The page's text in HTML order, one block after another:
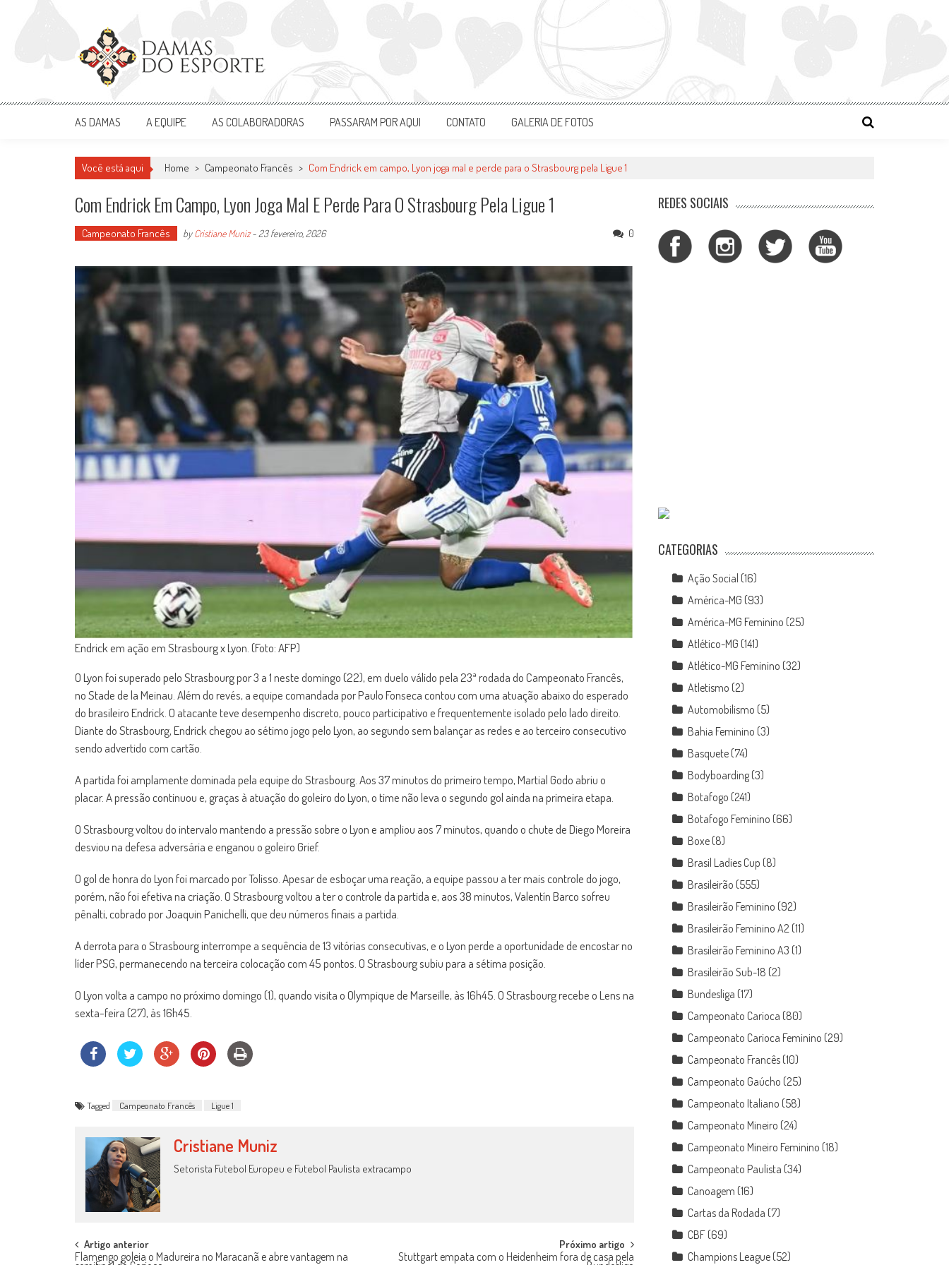
Damas do Esporte
Descobrindo talentos femininos para o meio esportivo
AS DAMAS A EQUIPE AS COLABORADORAS PASSARAM POR AQUI CONTATO GALERIA DE FOTOS
Você está aqui Home > Campeonato Francês > Com Endrick em campo, Lyon joga mal e perde para o Strasbourg pela Ligue 1
Com Endrick Em Campo, Lyon Joga Mal E Perde Para O Strasbourg Pela Ligue 1
Campeonato Francês byCristiane Muniz- 23 fevereiro, 2026 0
Endrick em ação em Strasbourg x Lyon. (Foto: AFP)
O Lyon foi superado pelo Strasbourg por 3 a 1 neste domingo (22), em duelo válido pela 23ª rodada do Campeonato Francês,
no Stade de la Meinau. Além do revés, a equipe comandada por Paulo Fonseca contou com uma atuação abaixo do esperado
do brasileiro Endrick. O atacante teve desempenho discreto, pouco participativo e frequentemente isolado pelo lado direito.
Diante do Strasbourg, Endrick chegou ao sétimo jogo pelo Lyon, ao segundo sem balançar as redes e ao terceiro consecutivo
sendo advertido com cartão.
A partida foi amplamente dominada pela equipe do Strasbourg. Aos 37 minutos do primeiro tempo, Martial Godo abriu o
placar. A pressão continuou e, graças à atuação do goleiro do Lyon, o time não leva o segundo gol ainda na primeira etapa.
O Strasbourg voltou do intervalo mantendo a pressão sobre o Lyon e ampliou aos 7 minutos, quando o chute de Diego Moreira
desviou na defesa adversária e enganou o goleiro Grief.
O gol de honra do Lyon foi marcado por Tolisso. Apesar de esboçar uma reação, a equipe passou a ter mais controle do jogo,
porém, não foi efetiva na criação. O Strasbourg voltou a ter o controle da partida e, aos 38 minutos, Valentín Barco sofreu
pênalti, cobrado por Joaquin Panichelli, que deu números finais a partida.
A derrota para o Strasbourg interrompe a sequência de 13 vitórias consecutivas, e o Lyon perde a oportunidade de encostar no
líder PSG, permanecendo na terceira colocação com 45 pontos. O Strasbourg subiu para a sétima posição.
O Lyon volta a campo no próximo domingo (1), quando visita o Olympique de Marseille, às 16h45. O Strasbourg recebe o Lens na
sexta-feira (27), às 16h45.
Tagged Campeonato Francês Ligue 1
Cristiane Muniz
Setorista Futebol Europeu e Futebol Paulista extracampo
Post
Artigo anterior
Flamengo goleia o Madureira no Maracanã e abre vantagem na
Próximo artigo
Stuttgart empata com o Heidenheim fora de casa pela
REDES SOCIAIS
CATEGORIAS
Ação Social (16)
América-MG (93)
América-MG Feminino (25)
Atlético-MG (141)
Atlético-MG Feminino (32)
Atletismo (2)
Automobilismo (5)
Bahia Feminino (3)
Basquete (74)
Bodyboarding (3)
Botafogo (241)
Botafogo Feminino (66)
Boxe (8)
Brasil Ladies Cup (8)
Brasileirão (555)
Brasileirão Feminino (92)
Brasileirão Feminino A2 (11)
Brasileirão Feminino A3 (1)
Brasileirão Sub-18 (2)
Bundesliga (17)
Campeonato Carioca (80)
Campeonato Carioca Feminino (29)
Campeonato Francês (10)
Campeonato Gaúcho (25)
Campeonato Italiano (58)
Campeonato Mineiro (24)
Campeonato Mineiro Feminino (18)
Campeonato Paulista (34)
Canoagem (16)
Cartas da Rodada (7)
CBF (69)
Champions League (52)